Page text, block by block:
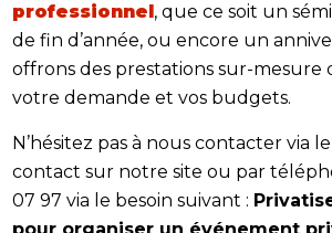
professionnel , que ce soit un
de fin d’année, ou encore un
offrons des prestations sur-mesure
votre demande et vos budgets.
N’hésitez pas à nous contacter via
contact sur notre site ou par
07 97 via le besoin suivant :